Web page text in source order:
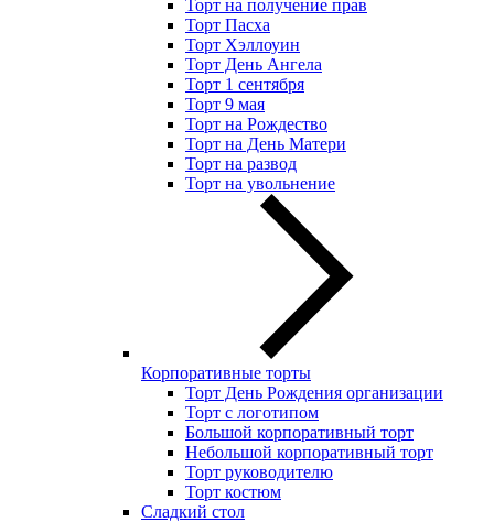
Торт на получение прав
Торт Пасха
Торт Хэллоуин
Торт День Ангела
Торт 1 сентября
Торт 9 мая
Торт на Рождество
Торт на День Матери
Торт на развод
Торт на увольнение
Корпоративные торты
Торт День Рождения организации
Торт с логотипом
Большой корпоративный торт
Небольшой корпоративный торт
Торт руководителю
Торт костюм
Сладкий стол